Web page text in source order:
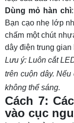
Dùng mỏ hàn chì
Bạn cạo nhẹ lớp
chấm một chút
dây điện trung
Lưu ý: Luôn cắt
trên cuộn dây.
không thể sáng.
Cách 7:
vào cục